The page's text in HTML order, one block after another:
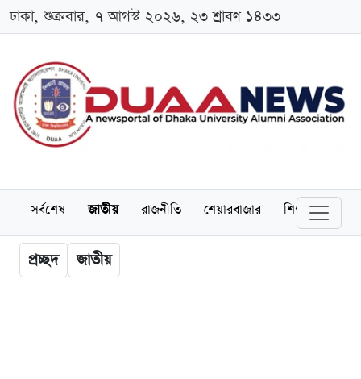
ঢাকা, শুক্রবার, ৭ আগস্ট ২০২৬, ২৩ শ্রাবণ ১৪৩৩
সর্বশেষ জাতীয় রাজনীতি শেয়ারবাজার শিক্ষা
প্রচ্ছদ জাতীয়